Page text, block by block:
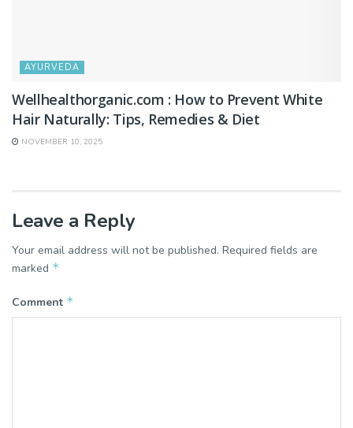
AYURVEDA
Wellhealthorganic.com : How to Prevent White
Hair Naturally: Tips, Remedies & Diet
NOVEMBER 10, 2025
Leave a Reply
Your email address will not be published. Required fields are
marked *
Comment *